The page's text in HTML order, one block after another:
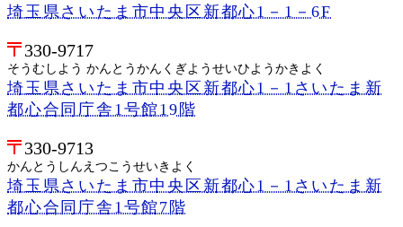
埼玉県さいたま市中央区新都心1－1－6F
330-9717
そうむしよう かんとうかんくぎようせいひようかきよく
埼玉県さいたま市中央区新都心1－1さいたま新
都心合同庁舎1号館19階
330-9713
かんとうしんえつこうせいきよく
埼玉県さいたま市中央区新都心1－1さいたま新
都心合同庁舎1号館7階